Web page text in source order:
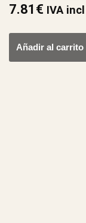
7.81 € IVA incl
Añadir al carrito